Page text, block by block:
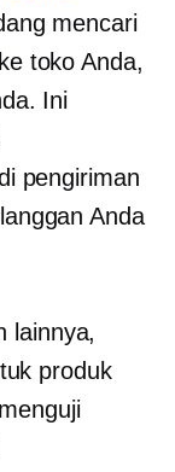
mencari
toko Anda,
Ini
pengiriman
Anda
lainnya,
produk